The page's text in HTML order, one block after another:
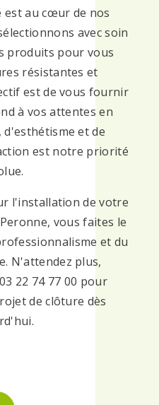
est au cœur de nos
avec soin
produits pour vous
résistantes et
est de vous fournir
à vos attentes en
et de
est notre priorité
l'installation de votre
vous faites le
et du
N'attendez plus,
22 74 77 00 pour
de clôture dès